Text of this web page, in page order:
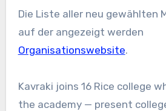
Die Liste aller neu gewählten
auf der angezeigt werden
Organisationswebsite.
Kavraki joins 16 Rice college
the academy — present